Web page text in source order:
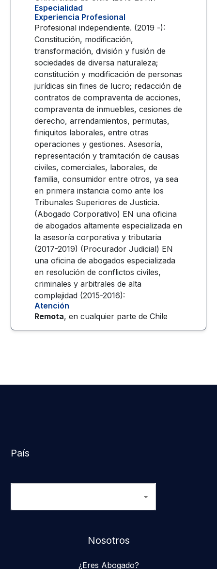
Especialidad
Experiencia Profesional
Profesional independiente. (2019 -):
Constitución, modificación,
transformación, división y fusión de
sociedades de diversa naturaleza;
constitución y modificación de personas
jurídicas sin fines de lucro; redacción de
contratos de compraventa de acciones,
compraventa de inmuebles, cesiones de
derecho, arrendamientos, permutas,
finiquitos laborales, entre otras
operaciones y gestiones. Asesoría,
representación y tramitación de causas
civiles, comerciales, laborales, de
familia, consumidor entre otros, ya sea
en primera instancia como ante los
Tribunales Superiores de Justicia.
(Abogado Corporativo) EN una oficina
de abogados altamente especializada en
la asesoría corporativa y tributaria
(2017-2019) (Procurador Judicial) EN
una oficina de abogados especializada
en resolución de conflictos civiles,
criminales y arbitrales de alta
complejidad (2015-2016):
Atención
Remota, en cualquier parte deChile
País
Nosotros
¿Eres Abogado?